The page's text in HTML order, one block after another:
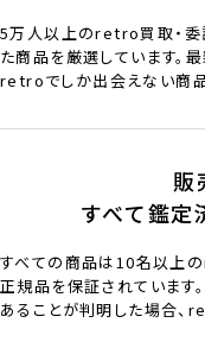
5万人以上のretro買取・
た商品を厳選しています。
retroでしか出会えない商品
販
すべて鑑定
すべての商品は10名以上
正規品を保証されています
あることが判明した場合、